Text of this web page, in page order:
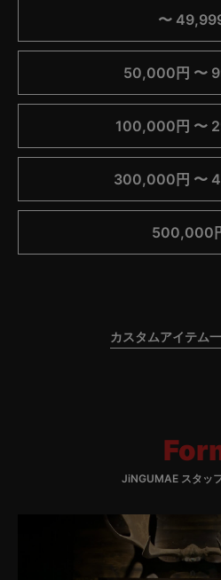
〜
50,000円 〜
100,000円 〜
300,000円 〜
500,000
カスタムアイテム
JiNGUMAE スタッ